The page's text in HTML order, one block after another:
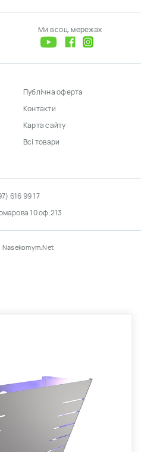
Ми в соц. мережах
Публічна оферта
Контакти
Карта сайту
Всі товари
616 99 17
10 оф.213
Nasekomym.Net